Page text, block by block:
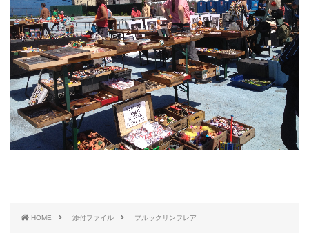
HOME 添付ファイル ブルックリンフレア